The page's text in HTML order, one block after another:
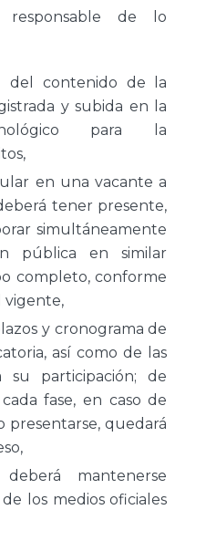
de lo
del contenido de la
y subida en la
para la
en una vacante a
tener presente,
simultáneamente
pública en similar
completo, conforme
vigente,
y cronograma de
así como de las
su participación; de
fase, en caso de
presentarse, quedará
mantenerse
los medios oficiales